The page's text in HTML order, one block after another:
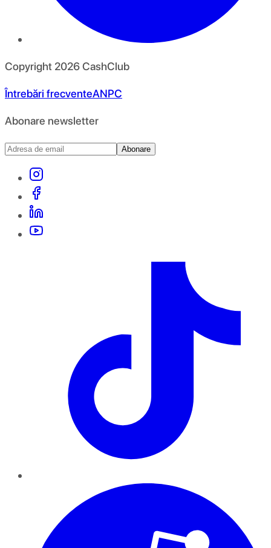
Copyright 2026CashClub
Întrebări frecventeANPC
Abonare newsletter
Abonare